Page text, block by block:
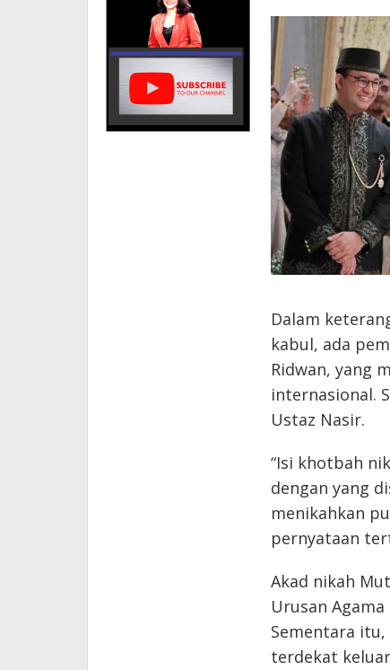
Dalam
kabul, ada
Ridwan, yang
internasional.
Ustaz Nasir.
“Isi khotbah
dengan yang
menikahkan
pernyataan
Akad nikah
Urusan Agama
Sementara
terdekat